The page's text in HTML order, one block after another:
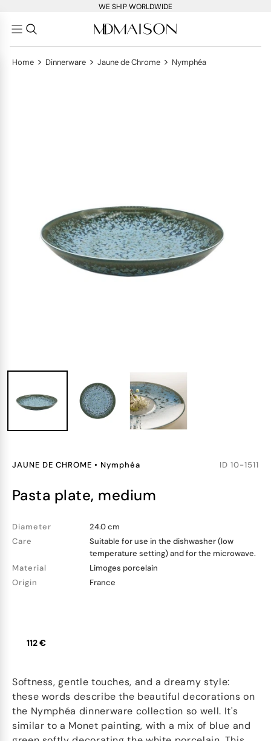
WE SHIP WORLDWIDE
Home > Dinnerware > Jaune de Chrome > Nymphéa
JAUNE DE CHROME • Nymphéa ID 10-1511
pasta plate, medium
Diameter
24.0 cm
Care
Suitable for use in the dishwasher (low
temperature setting) and for the microwave.
Material
Limoges porcelain
Origin
France
112 €
Softness, gentle touches, and a dreamy style:
these words describe the beautiful decorations on
the Nymphéa dinnerware collection so well. It's
similar to a Monet painting, with a mix of blue and